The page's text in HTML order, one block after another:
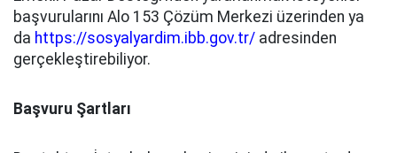
başvurularını Alo 153 Çözüm Merkezi üzerinden ya
da https://sosyalyardim.ibb.gov.tr/ adresinden
gerçekleştirebiliyor.
Başvuru Şartları